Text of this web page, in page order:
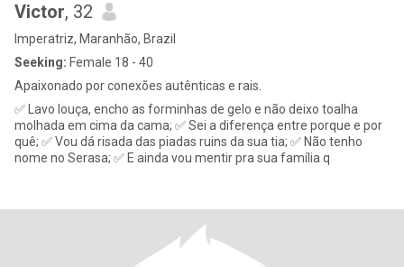
Victor, 32
Imperatriz, Maranhão, Brazil
Seeking: Female 18 - 40
Apaixonado por conexões autênticas e rais.
✅ Lavo louça, encho as forminhas de gelo e não deixo toalha
molhada em cima da cama; ✅ Sei a diferença entre porque e por
quê; ✅ Vou dá risada das piadas ruins da sua tia; ✅ Não tenho
nome no Serasa; ✅ E ainda vou mentir pra sua família q